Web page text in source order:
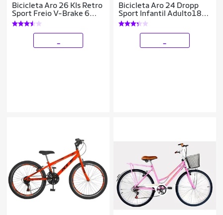
Bicicleta Aro 26 Kls Retro
Sport Freio V-Brake 6
Marchas
Bicicleta Aro 24 Dropp
Sport Infantil Adulto18
vel marchas Freio V-
Brake